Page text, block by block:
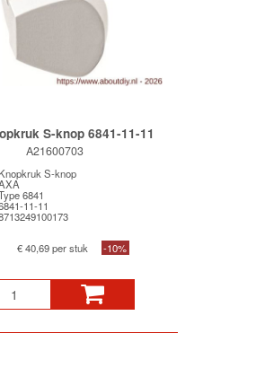
S-knop 6841-11-11
A21600703
Knopkruk S-knop
6841
11-11
€ 40,69 per stuk -10%